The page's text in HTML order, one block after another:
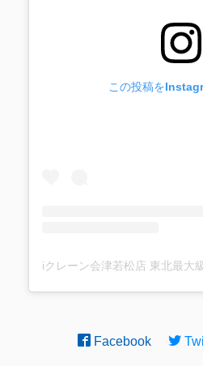
この投稿を
Facebook